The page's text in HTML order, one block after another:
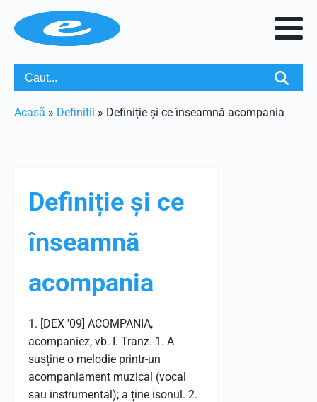
Acasã » Definitii » Definiție și ce înseamnă acompania
Definiție și ce
înseamnă
acompania
1. [DEX '09] ACOMPANIA,
acompaniez, vb. I. Tranz. 1. A
susține o melodie printr-un
acompaniament muzical (vocal
sau instrumental); a ține isonul. 2.